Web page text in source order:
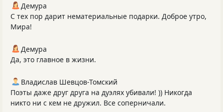
Демура
С тех пор дарит нематериальные подарки. Доброе утро,
Мира!
Демура
Да, это главное в жизни.
Владислав Шевцов-Томский
Поэты даже друг друга на дуэлях убивали! )) Никогда
никто ни с кем не дружил. Все соперничали.